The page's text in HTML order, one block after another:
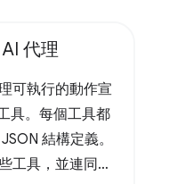
代理
可執行的動作宣
具。每個工具都
結構定義。
工具，並連同網